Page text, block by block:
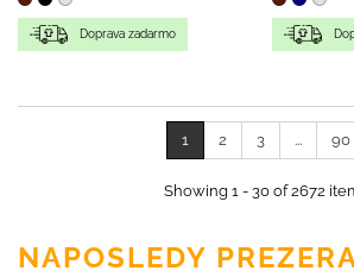
Doprava zadarmo
1 2 3 ... 90
Showing 1 - 30 of 2672
NAPOSLEDY